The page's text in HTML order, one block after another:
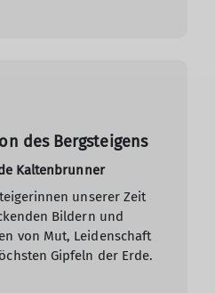
des Bergsteigens
Kaltenbrunner
unserer Zeit
Bildern und
von Mut, Leidenschaft
Gipfeln der Erde.